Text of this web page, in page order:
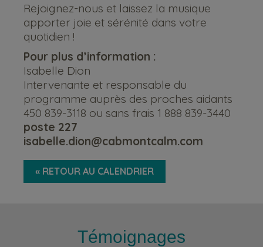
Rejoignez-nous et laissez la musique
apporter joie et sérénité dans votre
quotidien !
Pour plus d’information :
Isabelle Dion
Intervenante et responsable du
programme auprès des proches aidants
450 839-3118 ou sans frais 1 888 839-3440
poste 227
isabelle.dion@cabmontcalm.com
« RETOUR AU CALENDRIER
Témoignages